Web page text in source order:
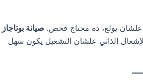
علشان يولع، ده محتاج فحص. صيانة بوتاجاز
الذاتي علشان التشغيل يكون سهل